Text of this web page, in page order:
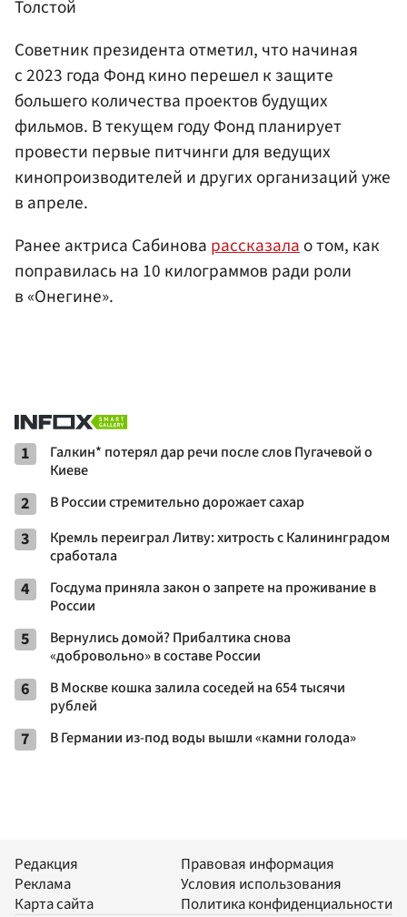
Толстой
Советник президента отметил, что начиная
с 2023 года Фонд кино перешел к защите
большего количества проектов будущих
фильмов. В текущем году Фонд планирует
провести первые питчинги для ведущих
кинопроизводителей и других организаций уже
в апреле.
Ранее актриса Сабинова рассказалао том, как
поправилась на 10 килограммов ради роли
в «Онегине».
1
Галкин* потерял дар речи после слов Пугачевой о
Киеве
2 В России стремительно дорожает сахар
3
Кремль переиграл Литву: хитрость с Калининградом
сработала
4
Госдума приняла закон о запрете на проживание в
России
5
Вернулись домой? Прибалтика снова
«добровольно» в составе России
6
В Москве кошка залила соседей на 654 тысячи
рублей
7 В Германии из-под воды вышли «камни голода»
Редакция
Реклама
Карта сайта
Правовая информация
Условия использования
Политика конфиденциальности